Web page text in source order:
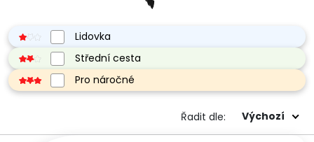
Lidovka
Střední cesta
Pro náročné
Řadit dle: Výchozí